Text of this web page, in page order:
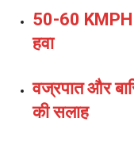
50-60 KMPH
हवा
वज्रपात और
की सलाह